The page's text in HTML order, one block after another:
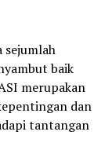
sejumlah
baik
merupakan
dan
tantangan